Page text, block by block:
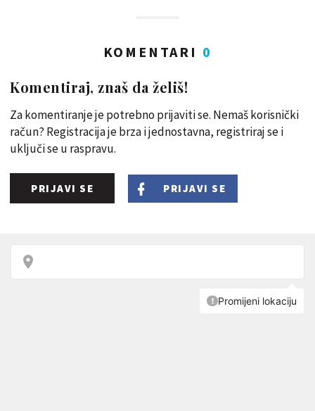
KOMENTARI 0
Komentiraj, znaš da želiš!
Za komentiranje je potrebno prijaviti se. Nemaš korisnički
račun? Registracija je brza i jednostavna, registriraj se i
uključi se u raspravu.
PRIJAVI SE PRIJAVI SE